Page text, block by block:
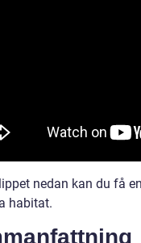
nedan kan du få
habitat.